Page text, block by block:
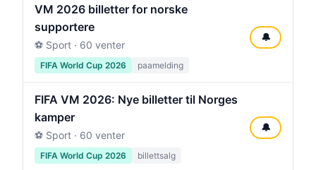
VM 2026 billetter for norske
supportere
⚽ Sport · 60 venter
FIFA World Cup 2026 paamelding
🔔
FIFA VM 2026: Nye billetter til Norges
kamper
⚽ Sport · 60 venter
FIFA World Cup 2026 billettsalg
🔔